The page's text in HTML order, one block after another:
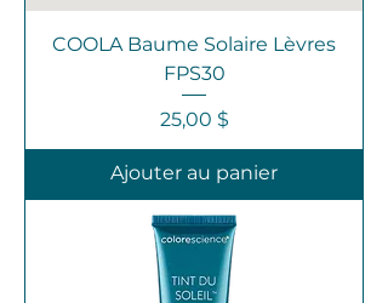
COOLA Baume Solaire Lèvres
FPS30
Prix
25,00 $
Ajouter au panier